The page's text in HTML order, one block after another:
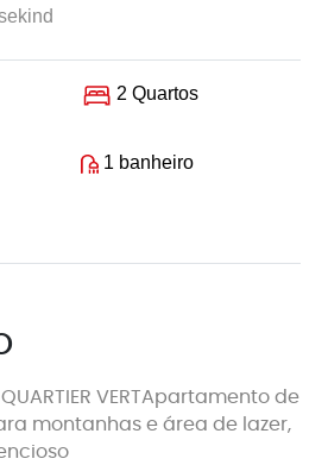
2 Quartos
1 banheiro
QUARTIER VERTApartamento de
montanhas e área de lazer,